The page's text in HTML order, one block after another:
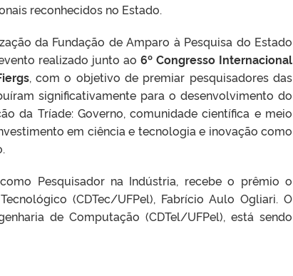
reconhecidos no Estado.
da Fundação de Amparo à Pesquisa do Estado
realizado junto ao 6º Congresso Internacional
, com o objetivo de premiar pesquisadores das
significativamente para o desenvolvimento do
da Tríade: Governo, comunidade científica e meio
em ciência e tecnologia e inovação como
Pesquisador na Indústria, recebe o prêmio o
(CDTec/UFPel), Fabrício Aulo Ogliari. O
de Computação (CDTel/UFPel), está sendo